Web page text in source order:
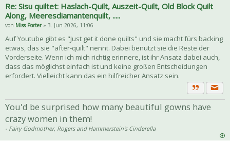
Re: Sisu quiltet: Haslach-Quilt, Auszeit-Quilt, Old Block Quilt
Along, Meeresdiamantenquilt, .....
von Miss Porter» 3. Jun 2026, 11:06
Auf Youtube gibt es "Just get it done quilts" und sie macht fürs backing
etwas, das sie "after-quilt" nennt. Dabei benutzt sie die Reste der
Vorderseite. Wenn ich mich richtig erinnere, ist ihr Ansatz dabei auch,
dass das möglichst einfach ist und keine großen Entscheidungen
erfordert. Vielleicht kann das ein hilfreicher Ansatz sein.
Zitat
You'd be surprised how many beautiful gowns have
crazy women in them!
- Fairy Godmother, Rogers and Hammerstein's Cinderella